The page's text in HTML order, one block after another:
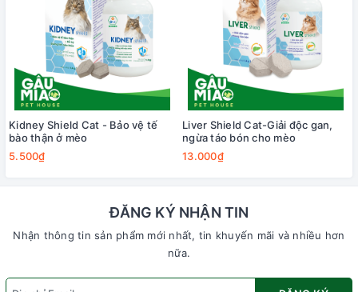
Kidney Shield Cat - Bảo vệ tế
bào thận ở mèo
5.500₫
Liver Shield Cat-Giải độc gan,
ngừa táo bón cho mèo
13.000₫
ĐĂNG KÝ NHẬN TIN
Nhận thông tin sản phẩm mới nhất, tin khuyến mãi và nhiều hơn
nữa.